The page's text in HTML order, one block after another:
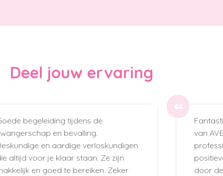
Deel jouw ervaring
Fantastisch geholpen door het topteam
van AVEA. Allemaal kundig,
professioneel en empatisch. Hele
positieve ervaring met Joyce die ons
door de bevalling heen heeft gesleept